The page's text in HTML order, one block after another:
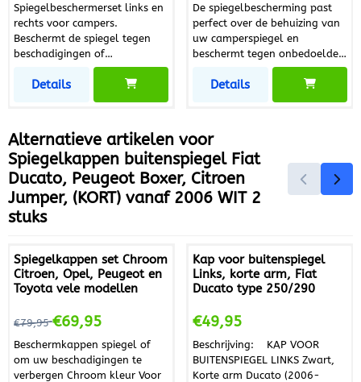
Spiegelbeschermerset links en
rechts voor campers.
Beschermt de spiegel tegen
beschadigingen of
camoufleert bestaande
beschadigingen. Het materiaal
is gemaakt van kunststof en
afwerking. Kappen worden
met dubbelzijdig tape over de
bestaande kap bevestigd (zie
foto) Tape al voorgemonteerd
Geschikt voor de volgende
voertuigen: Fiat Ducato vanaf
bouwjaar 2006 (tot en met
Jumper vanaf bouwjaar 2006
(tot en met bouwjaar 2024)
Peugeot Boxer vanaf
bouwjaar 2006 (tot en met
bouwjaar 2024) En Passend
op vergelijkbare modellen
Details
De spiegelbescherming past
perfect over de behuizing van
uw camperspiegel en
beschermt tegen onbedoelde
schade. Een schroef op de
beugel/klem garandeert een
veilige en stevige stoel. Komt
voertuigen. Merk Milenco
Geschikt voor Ford Transit
Custom, alle Modellen, 2012
- ... Fabrikantnummer 6866
Paginanummer 308 Kleur
mm 17 mm
Details
Alternatieve artikelen voor
Spiegelkappen buitenspiegel Fiat
Ducato, Peugeot Boxer, Citroen
Jumper, (KORT) vanaf 2006 WIT 2
stuks
Spiegelkappen set Chroom
Citroen, Opel, Peugeot en
Toyota vele modellen
Van 79,95 voor 69,95
€79,95€69,95
Beschermkappen spiegel of
om uw beschadigingen te
verbergen Chroom kleur Voor
Kap voor buitenspiegel
Links, korte arm, Fiat
Ducato type 250/290
Prijs: 49,95
€49,95
Beschrijving: KAP VOOR
BUITENSPIEGEL LINKS Zwart,
Korte arm Ducato (2006-